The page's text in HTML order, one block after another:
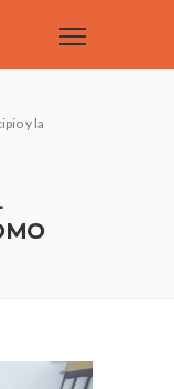
y la